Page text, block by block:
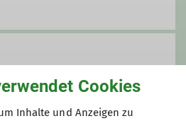
Cookies
Inhalte und Anzeigen zu